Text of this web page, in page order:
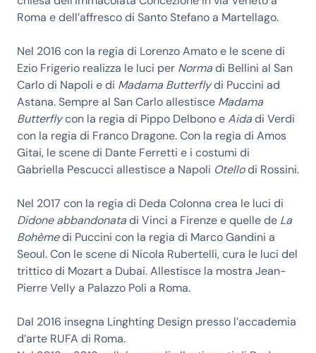
Roma e dell’affresco di Santo Stefano a Martellago.
Nel 2016 con la regia di Lorenzo Amato e le scene di
Ezio Frigerio realizza le luci per Normadi Bellini al San
Carlo di Napoli e di Madama Butterflydi Puccini ad
Astana. Sempre al San Carlo allestisce Madama
Butterflycon la regia di Pippo Delbono eAidadi Verdi
con la regia di Franco Dragone. Con la regia di Amos
Gitai, le scene di Dante Ferretti e i costumi di
Gabriella Pescucci allestisce a Napoli Otellodi Rossini.
Nel 2017 con la regia di Deda Colonna crea le luci di
Didone abbandonatadi Vinci a Firenze e quelle de La
Bohèmedi Puccini con la regia di Marco Gandini a
Seoul. Con le scene di Nicola Rubertelli, cura le luci del
trittico di Mozart a Dubai. Allestisce la mostra Jean-
Pierre Velly a Palazzo Poli a Roma.
Dal 2016 insegna Linghting Design presso l’accademia
d’arte RUFA di Roma.